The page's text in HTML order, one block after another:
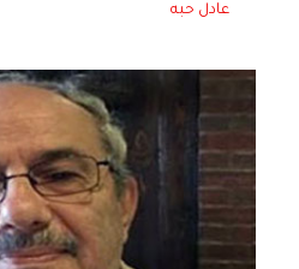
عادل حبه